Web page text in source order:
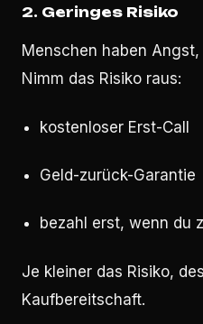
2. Geringes Risiko
Menschen haben
Nimm das Risiko raus:
kostenloser Erst-Call
Geld-zurück-Garantie
bezahl erst, wenn du
Je kleiner das Risiko,
Kaufbereitschaft.